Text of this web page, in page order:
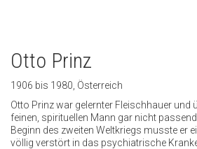
Otto Prinz
1906 bis 1980, Österreich
Otto Prinz war gelernter Fleischhauer und
feinen, spirituellen Mann gar nicht
Beginn des zweiten Weltkriegs musste er
völlig verstört in das psychiatrische